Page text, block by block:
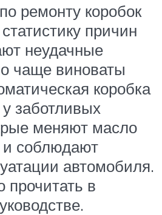
ремонту коробок
причин
неудачные
чаще виноваты
коробка
заботливых
меняют масло
и соблюдают
автомобиля.
в